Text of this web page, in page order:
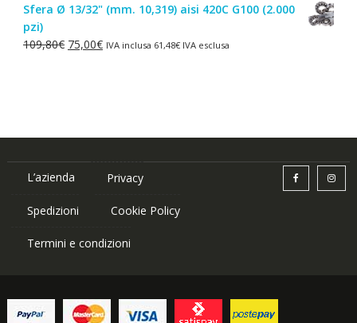
originale
87,84€.
attuale
75,00€.
Sfera Ø 13/32" (mm. 10,319) aisi 420C G100 (2.000
pzi)
109,80€ Il
75,00€IlIVA inclusa 61,48€IVA esclusa
L’azienda Privacy
Spedizioni Cookie Policy
Termini e condizioni